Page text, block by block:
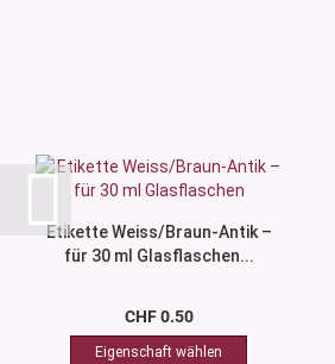
Etikette Weiss/Braun-Antik –
für 30 ml Glasflaschen...
CHF 0.50